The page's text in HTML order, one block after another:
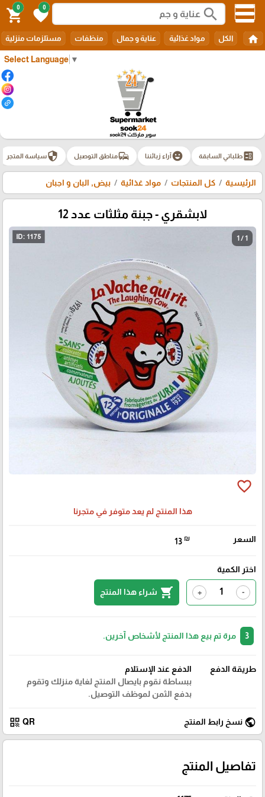
Select Language ▼
search
0
favorite
0
shopping_cart
home الكل مواد غذائية عناية و جمال منظفات مستلزمات منزلية
ballotطلباتي السابقة emoji_emotionsآراء زبائننا commuteمناطق التوصيل securityسياسة المتجر
الرئيسية كل المنتجات مواد غذائية بيض, البان و اجبان
لابشقري - جبنة مثلثات عدد 12
1 / 1
favorite_border
هذا المنتج لم يعد متوفر في متجرنا
السعر 13 ₪
اختر الكمية
-
+
shopping_cart شراء هذا المنتج
مرة تم بيع هذا المنتج لأشخاص آخرين.
طريقة الدفع
الدفع عند الإستلام
ببساطة نقوم بايصال المنتج لغاية منزلك وتقوم
بدفع الثمن لموظف التوصيل.
public نسخ رابط المنتج QR
qr_code
تفاصيل المنتج